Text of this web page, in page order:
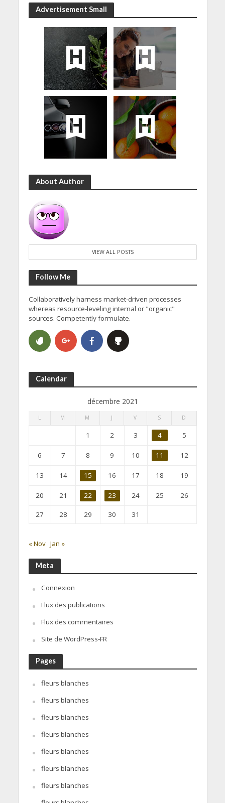
Advertisement Small
About Author
VIEW ALL POSTS
Follow Me
Collaboratively harness market-driven processes
whereas resource-leveling internal or "organic"
sources. Competently formulate.
Calendar
décembre 2021
L M M J V S D
1 2 3 4 5
6 7 8 9 10 11 12
13 14 15 16 17 18 19
20 21 22 23 24 25 26
27 28 29 30 31
« Nov Jan »
Meta
Connexion
Flux des publications
Flux des commentaires
Site de WordPress-FR
Pages
fleurs blanches
fleurs blanches
fleurs blanches
fleurs blanches
fleurs blanches
fleurs blanches
fleurs blanches